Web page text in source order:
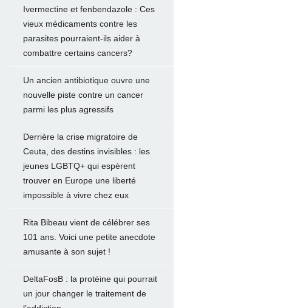
Ivermectine et fenbendazole : Ces
vieux médicaments contre les
parasites pourraient-ils aider à
combattre certains cancers?
Un ancien antibiotique ouvre une
nouvelle piste contre un cancer
parmi les plus agressifs
Derrière la crise migratoire de
Ceuta, des destins invisibles : les
jeunes LGBTQ+ qui espèrent
trouver en Europe une liberté
impossible à vivre chez eux
Rita Bibeau vient de célébrer ses
101 ans. Voici une petite anecdote
amusante à son sujet !
DeltaFosB : la protéine qui pourrait
un jour changer le traitement de